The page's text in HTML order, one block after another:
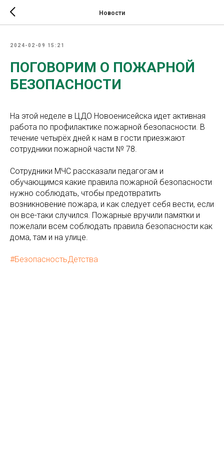
Новости
2024-02-09 15:21
ПОГОВОРИМ О ПОЖАРНОЙ
БЕЗОПАСНОСТИ
На этой неделе в ЦДО Новоенисейска идет активная
работа по профилактике пожарной безопасности. В
течение четырёх дней к нам в гости приезжают
сотрудники пожарной части № 78.
Сотрудники МЧС рассказали педагогам и
обучающимся какие правила пожарной безопасности
нужно соблюдать, чтобы предотвратить
возникновение пожара, и как следует себя вести, если
он все-таки случился. Пожарные вручили памятки и
пожелали всем соблюдать правила безопасности как
дома, там и на улице.
#БезопасностьДетства